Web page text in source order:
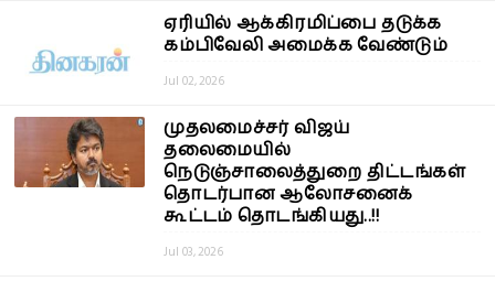
ஏரியில் ஆக்கிரமிப்பை தடுக்க
கம்பிவேலி அமைக்க வேண்டும்
Jul 02, 2026
முதலமைச்சர் விஜய்
தலைமையில்
நெடுஞ்சாலைத்துறை திட்டங்கள்
தொடர்பான ஆலோசனைக்
கூட்டம் தொடங்கியது..!!
Jul 03, 2026